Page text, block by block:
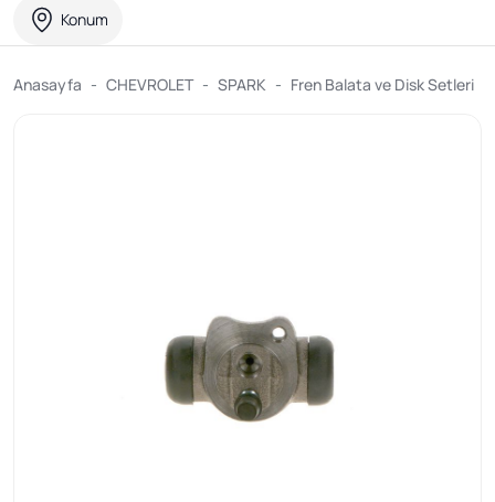
Konum
Anasayfa CHEVROLET SPARK Fren Balata ve Disk Setleri